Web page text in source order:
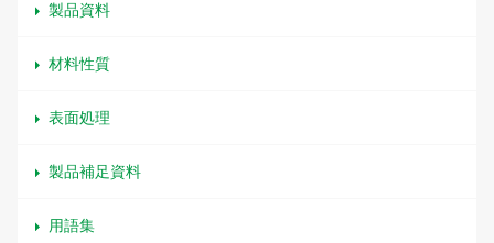
製品資料
材料性質
表面処理
製品補足資料
用語集